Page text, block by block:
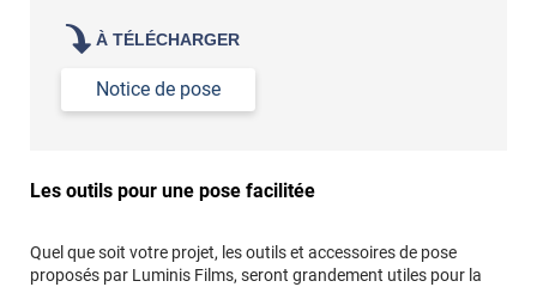
À TÉLÉCHARGER
Notice de pose
Les outils pour une pose facilitée
Quel que soit votre projet, les outils et accessoires de pose
proposés par Luminis Films, seront grandement utiles pour la